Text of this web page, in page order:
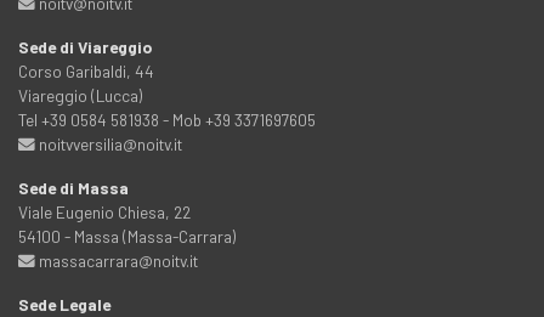
Sede di Viareggio
Corso Garibaldi, 44
Viareggio (Lucca)
Tel +39 0584 581938 - Mob +39 3371697605
noitvversilia@noitv.it
Sede di Massa
Viale Eugenio Chiesa, 22
54100 - Massa (Massa-Carrara)
massacarrara@noitv.it
Sede Legale